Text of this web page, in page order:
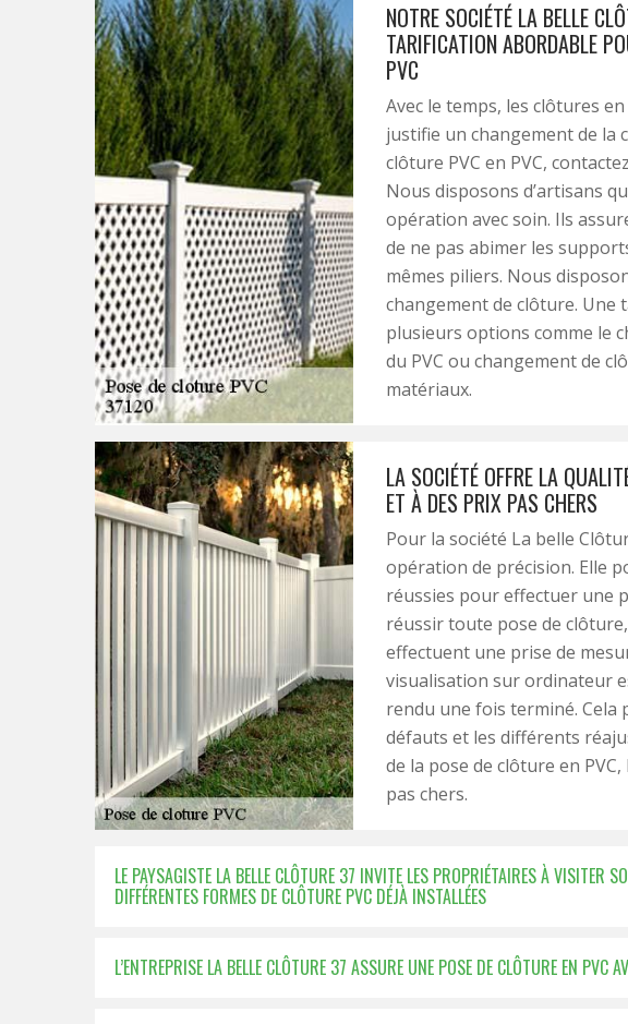
NOTRE SOCIÉTÉ LA BELLE
TARIFICATION ABORDABLE
PVC
Avec le temps, les clôtures
justifie un changement de la
clôture PVC en PVC,
Nous disposons d’artisans
opération avec soin. Ils
de ne pas abimer les
mêmes piliers. Nous
changement de clôture. Une
plusieurs options comme le
du PVC ou changement de
matériaux.
LA SOCIÉTÉ OFFRE LA
ET À DES PRIX PAS CHERS
Pour la société La belle
opération de précision. Elle
réussies pour effectuer une
réussir toute pose de
effectuent une prise de
visualisation sur ordinateur
rendu une fois terminé.
défauts et les différents
de la pose de clôture en
pas chers.
LE PAYSAGISTE LA BELLE CLÔTURE 37 INVITE LES PROPRIÉTAIRES À VISITER
DIFFÉRENTES FORMES DE CLÔTURE PVC DÉJÀ INSTALLÉES
L’ENTREPRISE LA BELLE CLÔTURE 37 ASSURE UNE POSE DE CLÔTURE EN PVC